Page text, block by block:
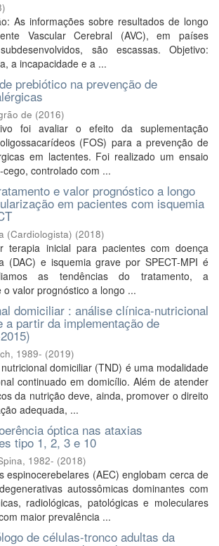
)
As informações sobre resultados de longo
Vascular Cerebral (AVC), em países
são escassas. Objetivo:
a incapacidade e a ...
prebiótico na prevenção de
de (2016)
foi avaliar o efeito da suplementação
(FOS) para a prevenção de
em lactentes. Foi realizado um ensaio
controlado com ...
e valor prognóstico a longo
em pacientes com isquemia
(Cardiologista) (2018)
terapia inicial para pacientes com doença
(DAC) e isquemia grave por SPECT-MPI é
as tendências do tratamento, a
valor prognóstico a longo ...
domiciliar : análise clínica-nutricional
a partir da implementação de
1989- (2019)
domiciliar (TND) é uma modalidade
continuado em domicílio. Além de atender
da nutrição deve, ainda, promover o direito
adequada, ...
óptica nas ataxias
tipo 1, 2, 3 e 10
1982- (2018)
espinocerebelares (AEC) englobam cerca de
autossômicas dominantes com
radiológicas, patológicas e moleculares
maior prevalência ...
de células-tronco adultas da